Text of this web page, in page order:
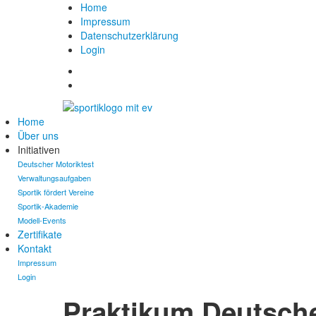
Home
Impressum
Datenschutzerklärung
Login
Home
Über uns
Initiativen
Deutscher Motoriktest
Verwaltungsaufgaben
Sportik fördert Vereine
Sportik-Akademie
Modell-Events
Zertifikate
Kontakt
Impressum
Login